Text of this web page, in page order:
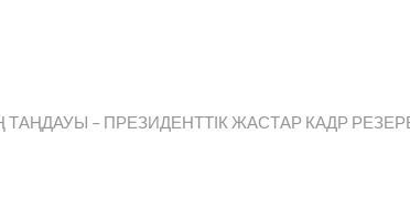
– ПРЕЗИДЕНТТІК ЖАСТАР КАДР